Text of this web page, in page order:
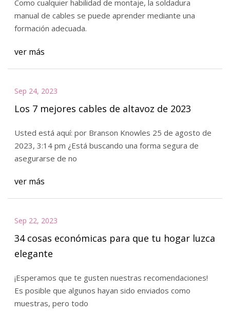
Como cualquier habilidad de montaje, la soldadura
manual de cables se puede aprender mediante una
formación adecuada.
ver más
Sep 24, 2023
Los 7 mejores cables de altavoz de 2023
Usted está aquí: por Branson Knowles 25 de agosto de
2023, 3:14 pm ¿Está buscando una forma segura de
asegurarse de no
ver más
Sep 22, 2023
34 cosas económicas para que tu hogar luzca
elegante
¡Esperamos que te gusten nuestras recomendaciones!
Es posible que algunos hayan sido enviados como
muestras, pero todo